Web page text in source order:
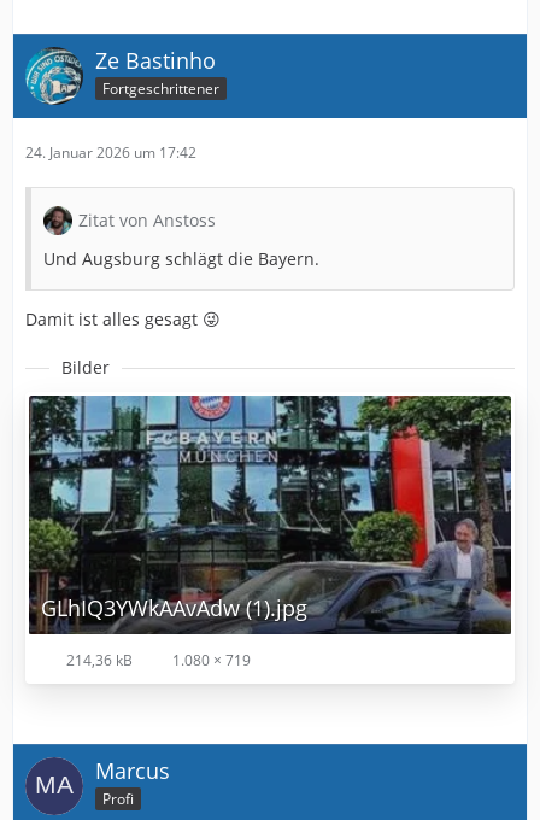
Ze Bastinho
Fortgeschrittener
24. Januar 2026 um 17:42
Zitat von Anstoss
Und Augsburg schlägt die Bayern.
Damit ist alles gesagt 😜
Bilder
GLhIQ3YWkAAvAdw (1).jpg
214,36 kB 1.080 × 719
Marcus
Profi